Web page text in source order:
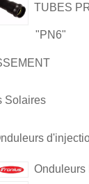
TUBES
"PN6"
Solaires
Onduleurs